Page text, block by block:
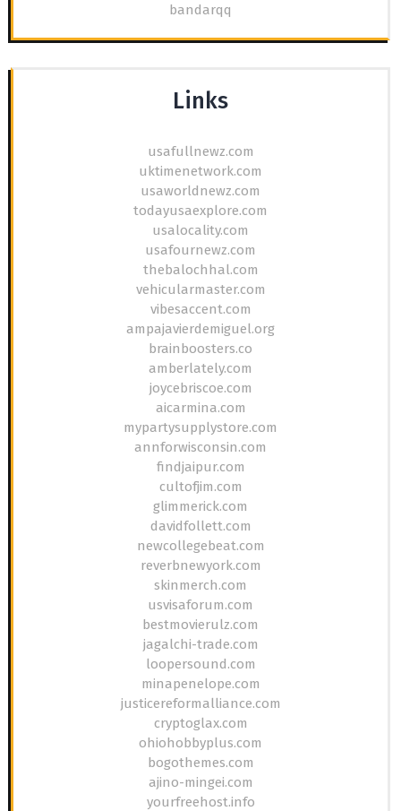
bandarqq
Links
usafullnewz.com
uktimenetwork.com
usaworldnewz.com
todayusaexplore.com
usalocality.com
usafournewz.com
thebalochhal.com
vehicularmaster.com
vibesaccent.com
ampajavierdemiguel.org
brainboosters.co
amberlately.com
joycebriscoe.com
aicarmina.com
mypartysupplystore.com
annforwisconsin.com
findjaipur.com
cultofjim.com
glimmerick.com
davidfollett.com
newcollegebeat.com
reverbnewyork.com
skinmerch.com
usvisaforum.com
bestmovierulz.com
jagalchi-trade.com
loopersound.com
minapenelope.com
justicereformalliance.com
cryptoglax.com
ohiohobbyplus.com
bogothemes.com
ajino-mingei.com
yourfreehost.info